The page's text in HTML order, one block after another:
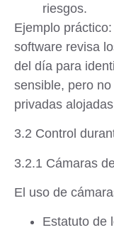
riesgos.
Ejemplo práctico
software revisa
del día para
sensible, pero
privadas
3.2 Control
3.2.1 Cámaras
El uso de
Estatuto de